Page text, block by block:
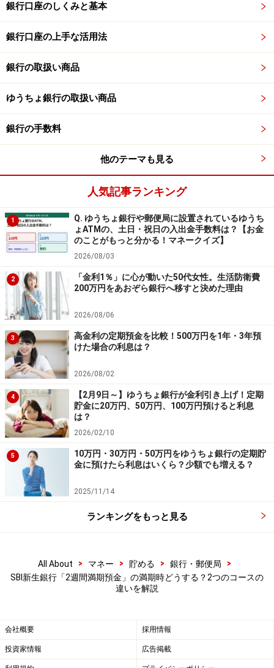
目的別に満期時のコースを切り替えよう！
SBI新生銀行の2週間満期預金は、満期時のコースを一度
選んだら終わりではなく、自由に「元利継続型」から
「自動解約型」や、その逆へも変更可能です。
ただ普通預金に置いておくのとは違う、実利と機動力を
兼ね備えた仕組みです。満期時の2つのコースの違いを
2週間満期預金 円預金 SBI新生銀行
い。
本記事の内容は一般的な情報提供を目的としており、特定の金融
商品や投資行動を推奨するものではありません。
投資や資産運用に関する最終的なご判断はご自身の責任において
行ってください。
掲載情報の正確性・完全性については十分に配慮しております
が、その内容を保証するものではなく、これに基づく損失・損害
などについて当社は一切の責任を負いません。
最新の情報や詳細については、必ず各金融機関やサービス提供者
の公式情報をご確認ください。
【編集部からのお知らせ】
・「家計」について、 アンケート（2026/8/31まで）
中です！
※抽選で20名にAmazonギフト券1000円分プレゼント
※謝礼付きの限定アンケートやモニター企画に参加が可能に
なります
銀行口座のしくみと基本
銀行口座の上手な活用法
銀行の取扱い商品
ゆうちょ銀行の取扱い商品
銀行の手数料
他のテーマも見る
人気記事ランキング
1
Q. ゆうちょ銀行や郵便局に設置されているゆうち
ょATMの、土日・祝日の入出金手数料は？【お金
のことがもっと分かる！マネークイズ】
2026/08/03
2
「金利1％」に心が動いた50代女性。生活防衛費
200万円をあおぞら銀行へ移すと決めた理由
2026/08/06
3
高金利の定期預金を比較！500万円を1年・3年預
けた場合の利息は？
2026/08/02
4
【2月9日～】ゆうちょ銀行が金利引き上げ！定期
貯金に20万円、50万円、100万円預けると利息
は？
2026/02/10
5
10万円・30万円・50万円をゆうちょ銀行の定期貯
金に預けたら利息はいくら？少額でも増える？
2025/11/14
ランキングをもっと見る
All About > マネー > 貯める > 銀行・郵便局
>
SBI新生銀行「2週間満期預金」の満期時どうする？2つのコースの
違いを解説
会社概要 採用情報
投資家情報 広告掲載